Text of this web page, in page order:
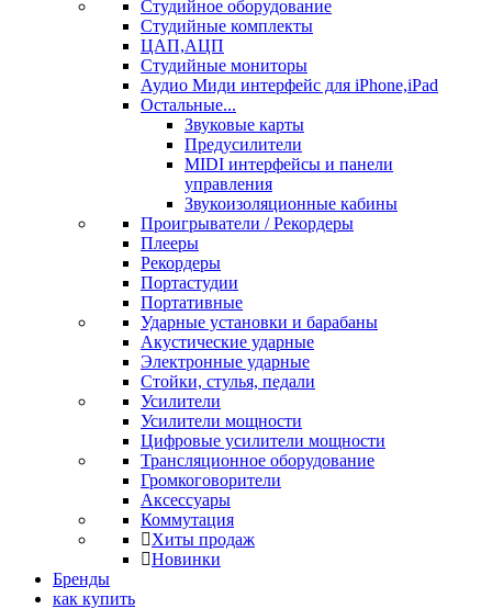
Студийное оборудование
Студийные комплекты
ЦАП,АЦП
Студийные мониторы
Аудио Миди интерфейс для iPhone,iPad
Остальные...
Звуковые карты
Предусилители
MIDI интерфейсы и панели
управления
Звукоизоляционные кабины
Проигрыватели / Рекордеры
Плееры
Рекордеры
Портастудии
Портативные
Ударные установки и барабаны
Акустические ударные
Электронные ударные
Стойки, стулья, педали
Усилители
Усилители мощности
Цифровые усилители мощности
Трансляционное оборудование
Громкоговорители
Аксессуары
Коммутация
Хиты продаж
Новинки
Бренды
как купить